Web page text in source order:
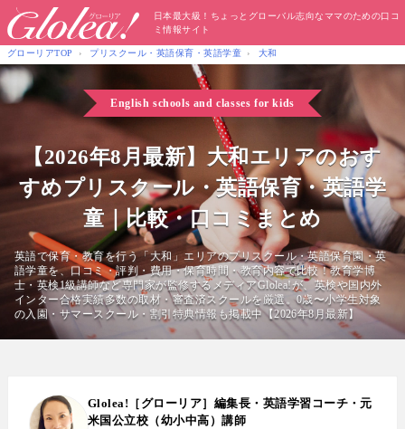
日本最大級！ちょっとグローバル志向なママのための口コ
ミ情報サイト
グローリアTOP プリスクール・英語保育・英語学童 大和
English schools and classes for kids
【2026年8月最新】大和エリアのおす
すめプリスクール・英語保育・英語学
童｜比較・口コミまとめ
英語で保育・教育を行う「大和」エリアのプリスクール・英語保育園・英
語学童を、口コミ・評判・費用・保育時間・教育内容で比較！教育学博
士・英検1級講師など専門家が監修するメディアGlolea!が、英検や国内外
インター合格実績多数の取材・審査済スクールを厳選。0歳〜小学生対象
の入園・サマースクール・割引特典情報も掲載中【2026年8月最新】
Glolea!［グローリア］編集長・英語学習コーチ・元
米国公立校（幼小中高）講師